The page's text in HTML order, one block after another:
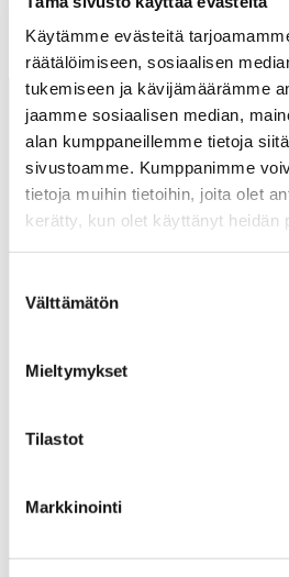
Käytämme evästeitä
räätälöimiseen, sosiaalisen
tukemiseen ja kävijämäärämme
jaamme sosiaalisen median,
alan kumppaneillemme tietoja
sivustoamme. Kumppanimme
tietoja muihin tietoihin, joita olet
kerätty, kun olet käyttänyt heidän
valinta
Välttämätön
Mieltymykset
Tilastot
Markkinointi
37200, Siuro
purso@purso.fi
References